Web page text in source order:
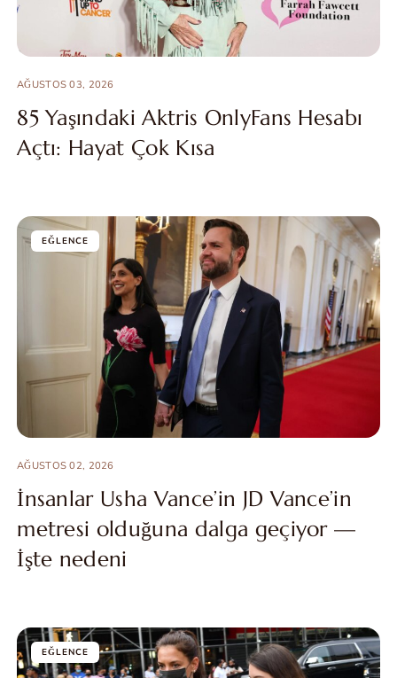
AĞUSTOS 03, 2026
85 Yaşındaki Aktris OnlyFans Hesabı
Açtı: Hayat Çok Kısa
EĞLENCE
AĞUSTOS 02, 2026
İnsanlar Usha Vance’in JD Vance’in
metresi olduğuna dalga geçiyor —
İşte nedeni
EĞLENCE